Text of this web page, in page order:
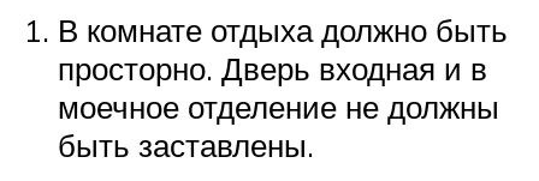
В комнате отдыха должно быть
просторно. Дверь входная и в
моечное отделение не должны
быть заставлены.